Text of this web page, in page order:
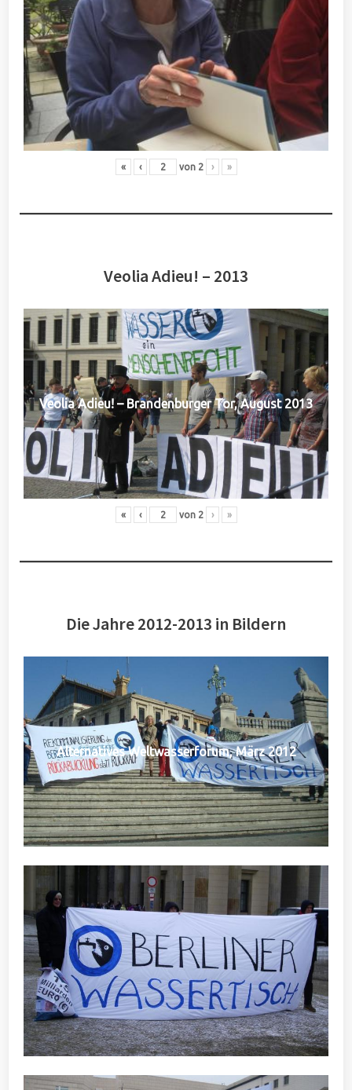
« ‹ von 2 › »
Veolia Adieu! – 2013
Veolia Adieu! – Brandenburger Tor, August 2013
« ‹ von 2 › »
Die Jahre 2012-2013 in Bildern
Alternatives Weltwasserforum, März 2012